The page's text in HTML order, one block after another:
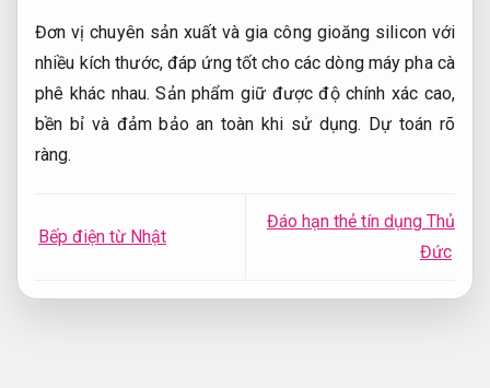
Đơn vị chuyên sản xuất và gia công gioăng silicon với
nhiều kích thước, đáp ứng tốt cho các dòng máy pha cà
phê khác nhau. Sản phẩm giữ được độ chính xác cao,
bền bỉ và đảm bảo an toàn khi sử dụng. Dự toán rõ
ràng.
Bếp điện từ Nhật
Đáo hạn thẻ tín dụng Thủ
Đức